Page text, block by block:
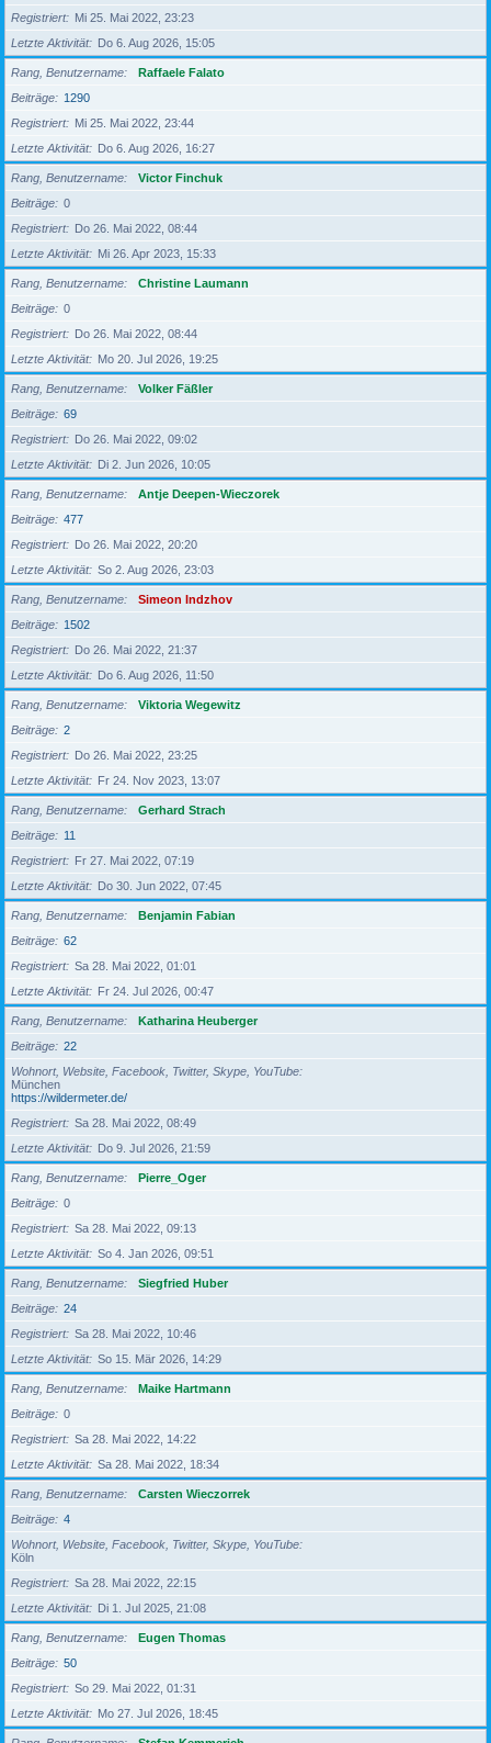
Registriert
Mi 25. Mai 2022, 23:23
Letzte Aktivität
Do 6. Aug 2026, 15:05
Rang, Benutzername
Raffaele Falato
Beiträge
1290
Registriert
Mi 25. Mai 2022, 23:44
Letzte Aktivität
Do 6. Aug 2026, 16:27
Rang, Benutzername
Victor Finchuk
Beiträge
0
Registriert
Do 26. Mai 2022, 08:44
Letzte Aktivität
Mi 26. Apr 2023, 15:33
Rang, Benutzername
Christine Laumann
Beiträge
0
Registriert
Do 26. Mai 2022, 08:44
Letzte Aktivität
Mo 20. Jul 2026, 19:25
Rang, Benutzername
Volker Fäßler
Beiträge
69
Registriert
Do 26. Mai 2022, 09:02
Letzte Aktivität
Di 2. Jun 2026, 10:05
Rang, Benutzername
Antje Deepen-Wieczorek
Beiträge
477
Registriert
Do 26. Mai 2022, 20:20
Letzte Aktivität
So 2. Aug 2026, 23:03
Rang, Benutzername
Simeon Indzhov
Beiträge
1502
Registriert
Do 26. Mai 2022, 21:37
Letzte Aktivität
Do 6. Aug 2026, 11:50
Rang, Benutzername
Viktoria Wegewitz
Beiträge
2
Registriert
Do 26. Mai 2022, 23:25
Letzte Aktivität
Fr 24. Nov 2023, 13:07
Rang, Benutzername
Gerhard Strach
Beiträge
11
Registriert
Fr 27. Mai 2022, 07:19
Letzte Aktivität
Do 30. Jun 2022, 07:45
Rang, Benutzername
Benjamin Fabian
Beiträge
62
Registriert
Sa 28. Mai 2022, 01:01
Letzte Aktivität
Fr 24. Jul 2026, 00:47
Rang, Benutzername
Katharina Heuberger
Beiträge
22
Wohnort, Website, Facebook, Twitter, Skype, YouTube
München
https://wildermeter.de/
Registriert
Sa 28. Mai 2022, 08:49
Letzte Aktivität
Do 9. Jul 2026, 21:59
Rang, Benutzername
Pierre_Oger
Beiträge
0
Registriert
Sa 28. Mai 2022, 09:13
Letzte Aktivität
So 4. Jan 2026, 09:51
Rang, Benutzername
Siegfried Huber
Beiträge
24
Registriert
Sa 28. Mai 2022, 10:46
Letzte Aktivität
So 15. Mär 2026, 14:29
Rang, Benutzername
Maike Hartmann
Beiträge
0
Registriert
Sa 28. Mai 2022, 14:22
Letzte Aktivität
Sa 28. Mai 2022, 18:34
Rang, Benutzername
Carsten Wieczorrek
Beiträge
4
Wohnort, Website, Facebook, Twitter, Skype, YouTube
Köln
Registriert
Sa 28. Mai 2022, 22:15
Letzte Aktivität
Di 1. Jul 2025, 21:08
Rang, Benutzername
Eugen Thomas
Beiträge
50
Registriert
So 29. Mai 2022, 01:31
Letzte Aktivität
Mo 27. Jul 2026, 18:45